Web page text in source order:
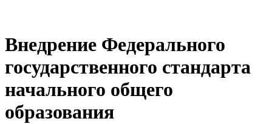
Внедрение Федерального
государственного стандарта
начального общего
образования